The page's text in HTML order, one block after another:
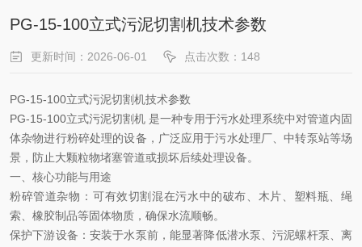
PG-15-100立式污泥切割机技术参数
更新时间：2026-06-01 点击次数：148
PG-15-100立式污泥切割机技术参数
PG-15-100立式污泥切割机‌ 是一种专用于污水处理系统中对管道内固
体杂物进行粉碎处理的设备，广泛应用于污水处理厂、中转泵站等场
景，防止大颗粒物堵塞管道或损坏后续处理设备。
一、核心功能与用途
粉碎管道杂物 ‌：可有效切割混在污水中的破布、木片、塑料瓶、绳
索、橡胶制品等固体物质，确保水流顺畅。
保护下游设备 ‌：安装于水泵前，能显著降低潜水泵、污泥螺杆泵、离